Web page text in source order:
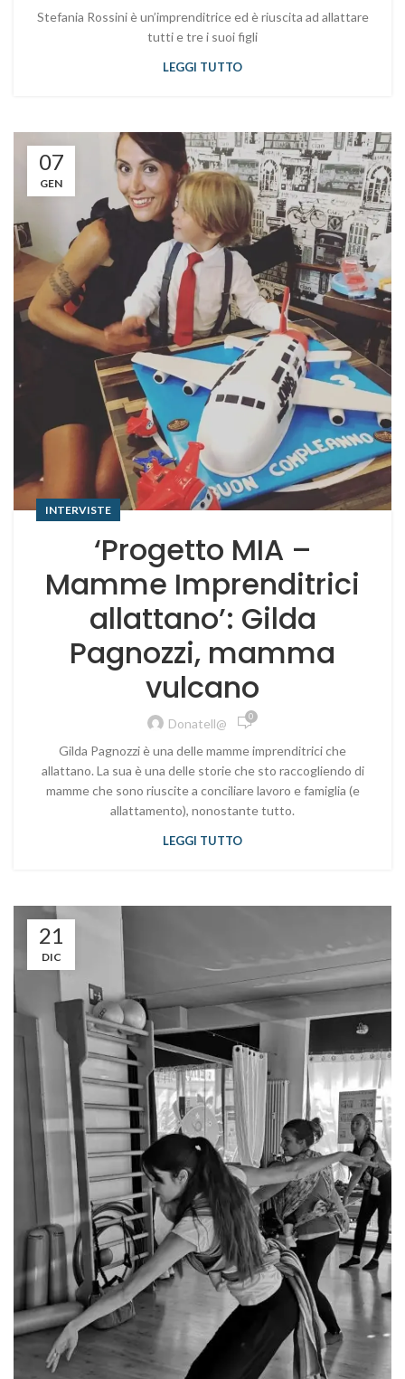
Stefania Rossini è un’imprenditrice ed è riuscita ad allattare
tutti e tre i suoi figli
LEGGI TUTTO
07
GEN
INTERVISTE
‘Progetto MIA –
Mamme Imprenditrici
allattano’: Gilda
Pagnozzi, mamma
vulcano
Donatell@ 0
Gilda Pagnozzi è una delle mamme imprenditrici che
allattano. La sua è una delle storie che sto raccogliendo di
mamme che sono riuscite a conciliare lavoro e famiglia (e
allattamento), nonostante tutto.
LEGGI TUTTO
21
DIC